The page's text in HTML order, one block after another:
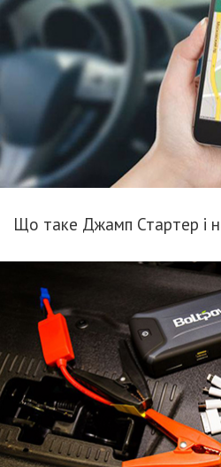
Що таке Джамп Стартер і